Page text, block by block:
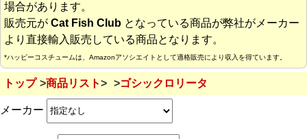
場合があります。
販売元が Cat Fish Club となっている商品が弊社がメーカー
より直接輸入販売している商品となります。
*ハッピーコスチュームは、Amazonアソシエイトとして適格販売により収入を得ています。
トップ 商品リスト ゴシックロリータ
メーカー